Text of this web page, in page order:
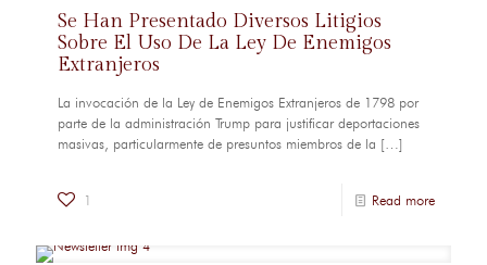
Se Han Presentado Diversos Litigios
Sobre El Uso De La Ley De Enemigos
Extranjeros
La invocación de la Ley de Enemigos Extranjeros de 1798 por
parte de la administración Trump para justificar deportaciones
masivas, particularmente de presuntos miembros de la […]
1 Read more